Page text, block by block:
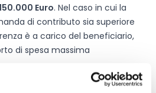
Euro. Nel caso in cui la
di contributo sia superiore
è a carico del beneficiario,
di spesa massima
in percentuale sulla spesa